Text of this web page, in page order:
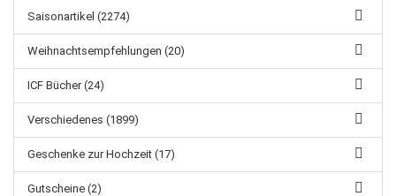
Saisonartikel (2274)
Weihnachtsempfehlungen (20)
ICF Bücher (24)
Verschiedenes (1899)
Geschenke zur Hochzeit (17)
Gutscheine (2)